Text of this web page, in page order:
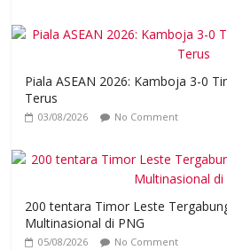
Piala ASEAN 2026: Kamboja 3-0
Terus
03/08/2026 No Comment
200 tentara Timor Leste
Multinasional di PNG
05/08/2026 No Comment